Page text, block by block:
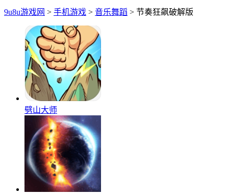
9u8u游戏网 > 手机游戏 > 音乐舞蹈 > 节奏狂飙破解版
劈山大师